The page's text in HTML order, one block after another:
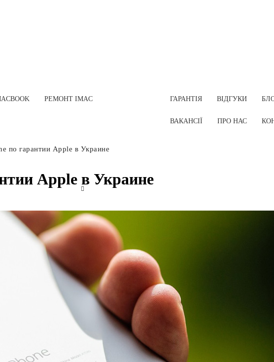
РЕМОНТ IMAC ГАРАНТІЯ ВІДГУКИ
ВАКАНСІЇ ПРО НАС
по гарантии Apple в Украине
Apple в Украине